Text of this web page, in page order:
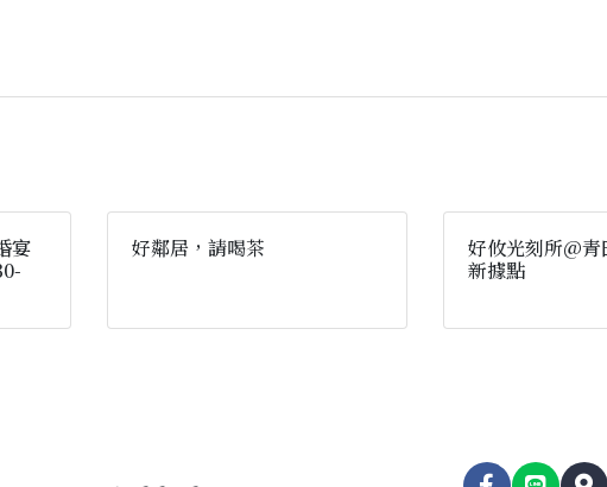
宴
好鄰居，請喝茶
好攸光刻所@
新據點